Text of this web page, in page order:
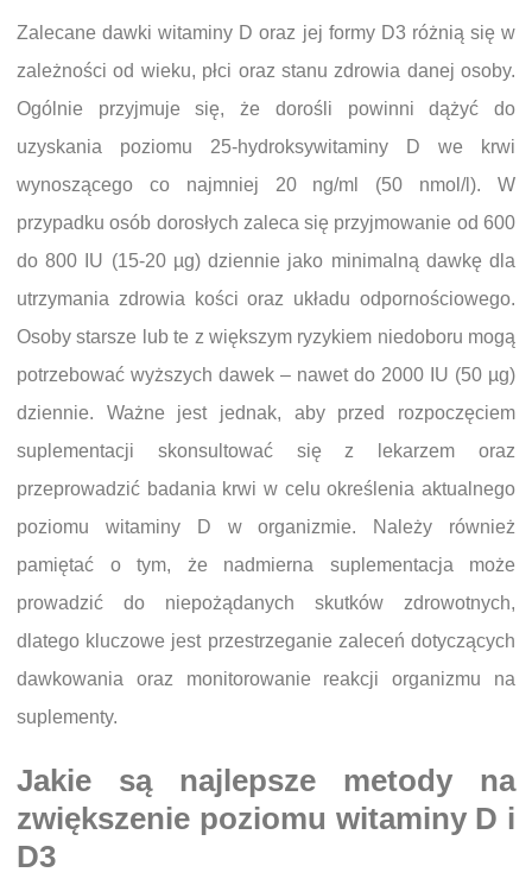
Zalecane dawki witaminy D oraz jej formy D3 różnią się w
zależności od wieku, płci oraz stanu zdrowia danej osoby.
Ogólnie przyjmuje się, że dorośli powinni dążyć do
uzyskania poziomu 25-hydroksywitaminy D we krwi
wynoszącego co najmniej 20 ng/ml (50 nmol/l). W
przypadku osób dorosłych zaleca się przyjmowanie od 600
do 800 IU (15-20 µg) dziennie jako minimalną dawkę dla
utrzymania zdrowia kości oraz układu odpornościowego.
Osoby starsze lub te z większym ryzykiem niedoboru mogą
potrzebować wyższych dawek – nawet do 2000 IU (50 µg)
dziennie. Ważne jest jednak, aby przed rozpoczęciem
suplementacji skonsultować się z lekarzem oraz
przeprowadzić badania krwi w celu określenia aktualnego
poziomu witaminy D w organizmie. Należy również
pamiętać o tym, że nadmierna suplementacja może
prowadzić do niepożądanych skutków zdrowotnych,
dlatego kluczowe jest przestrzeganie zaleceń dotyczących
dawkowania oraz monitorowanie reakcji organizmu na
suplementy.
Jakie są najlepsze metody na
zwiększenie poziomu witaminy D i
D3